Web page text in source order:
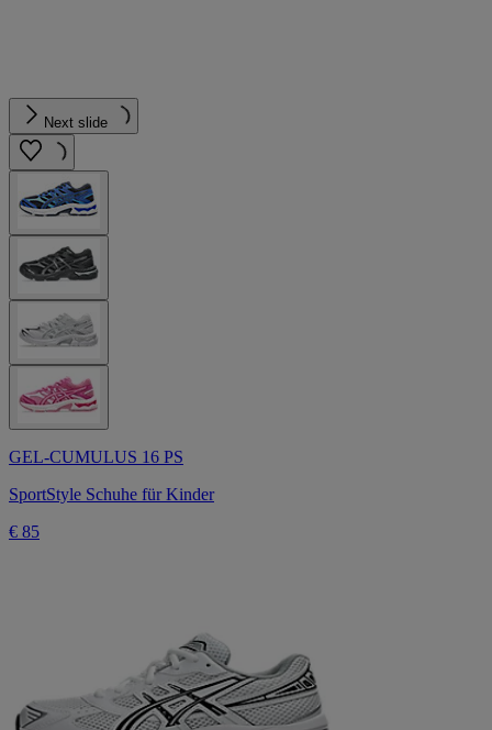
Next slide
GEL-CUMULUS 16 PS
SportStyle Schuhe für Kinder
€ 85